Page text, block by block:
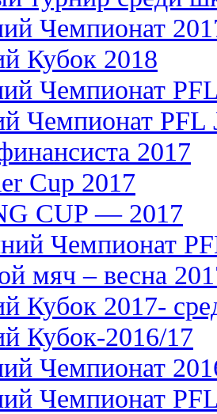
Чемпионат
Кубок 2018
Чемпионат
Чемпионат PFL
2017
Cup 2017
CUP — 2017
Чемпионат
мяч – весна
Кубок 2017-
Кубок-2016/17
Чемпионат
Чемпионат